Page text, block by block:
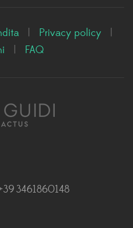
Privacy policy
FAQ
3461860148